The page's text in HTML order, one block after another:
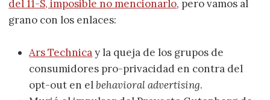
del 11-S, imposible no mencionarlo, pero vamos al
grano con los enlaces:
Ars Technicay la queja de los grupos de
consumidores pro-privacidad en contra del
opt-out en elbehavioral advertising.